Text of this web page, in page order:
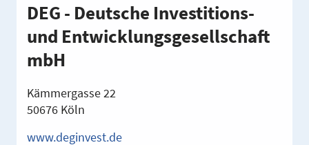
DEG - Deutsche Investitions-
und Entwicklungsgesellschaft
mbH
Kämmergasse 22
50676 Köln
www.deginvest.de